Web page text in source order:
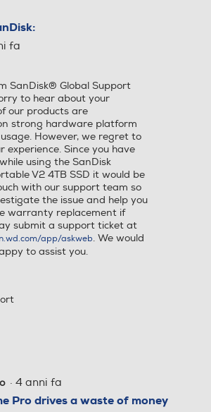
fa
SanDisk® Global Support
to hear about your
our products are
strong hardware platform
However, we regret to
experience. Since you have
using the SanDisk
V2 4TB SSD it would be
with our support team so
the issue and help you
warranty replacement if
submit a support ticket at
app/askweb. We would
to assist you.
· 4 anni fa
Pro drives a waste of money